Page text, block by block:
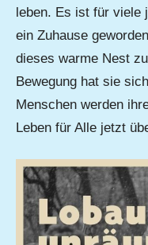
leben. Es ist für viele
ein Zuhause
dieses warme Nest
Bewegung hat sie
Menschen werden
Leben für Alle jetzt